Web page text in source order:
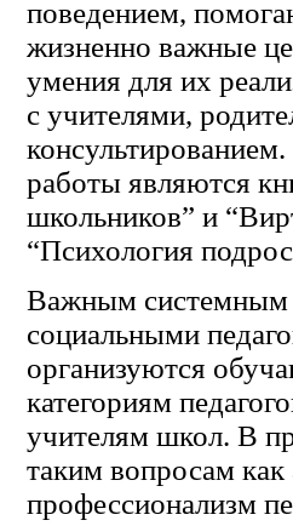
поведением,
жизненно важные
умения для их
с учителями,
работы являются
школьников” и
“Психология
Важным системным
социальными
организуются
категориям
учителям школ. В
таким вопросам как
профессионализм